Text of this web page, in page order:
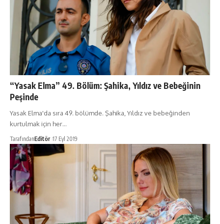
“Yasak Elma” 49. Bölüm: Şahika, Yıldız ve Bebeğinin
Peşinde
Yasak Elma'da sıra 49. bölümde. Şahika, Yıldız ve bebeğinden
kurtulmak için her…
TarafındanEditör 17 Eyl 2019